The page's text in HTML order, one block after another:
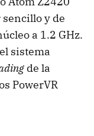
y de
a 1.2 GHz.
sistema
de la
PowerVR